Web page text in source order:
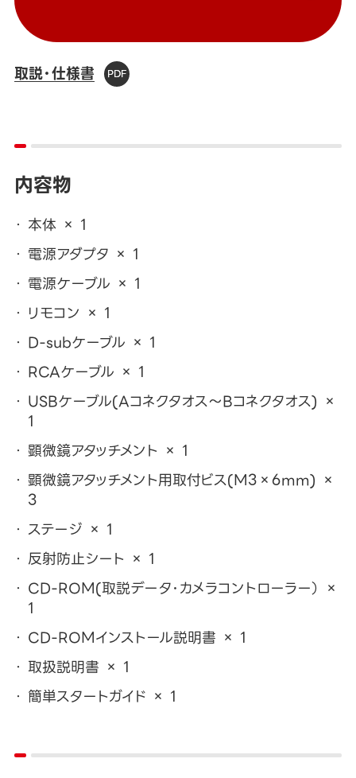
取説・仕様書
内容物
本体 × 1
電源アダプタ × 1
電源ケーブル × 1
リモコン × 1
D-subケーブル × 1
RCAケーブル × 1
USBケーブル(Aコネクタオス～Bコネクタオス) ×
1
顕微鏡アタッチメント × 1
顕微鏡アタッチメント用取付ビス(M3×6mm) ×
3
ステージ × 1
反射防止シート × 1
CD-ROM(取説データ･カメラコントローラー） ×
1
CD-ROMインストール説明書 × 1
取扱説明書 × 1
簡単スタートガイド × 1